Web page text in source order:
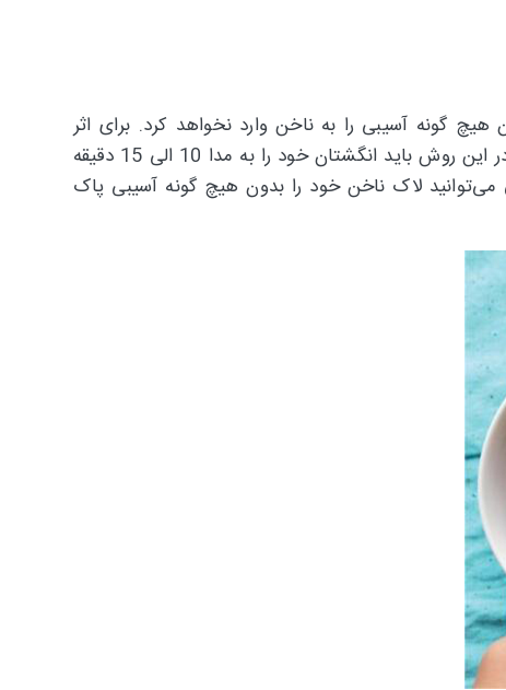
آسیبی را به ناخن وارد نخواهد کرد. برای اثر
پذیری بیشتر سرکه می‌توانید مقداری آبلیمو یا حتی آب پرتغال به ان اضافه کنید. در این روش باید انگشتان خود را به مدا 10 الی 15 دقیقه
لاک ناخن خود را بدون هیچ گونه آسیبی پاک